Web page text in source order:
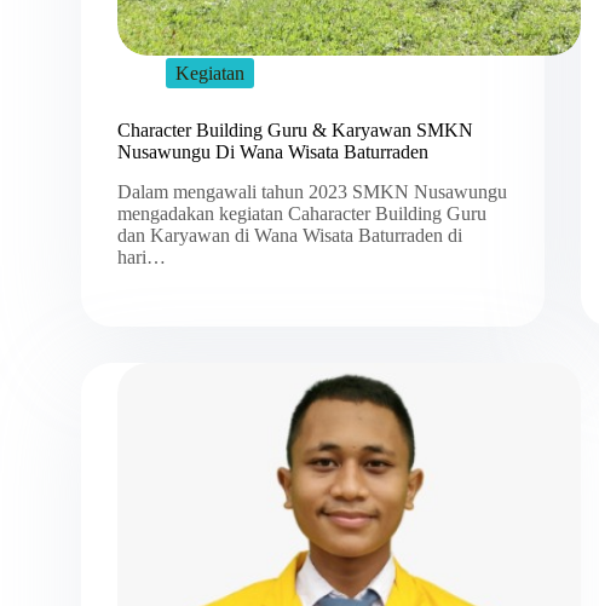
Kegiatan
Character Building Guru & Karyawan SMKN
Nusawungu Di Wana Wisata Baturraden
Dalam mengawali tahun 2023 SMKN Nusawungu
mengadakan kegiatan Caharacter Building Guru
dan Karyawan di Wana Wisata Baturraden di
hari…